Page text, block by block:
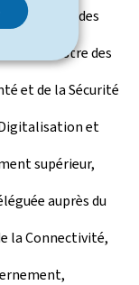
des
le ministre des
et de la Sécurité
et
supérieur,
auprès du
la Connectivité,